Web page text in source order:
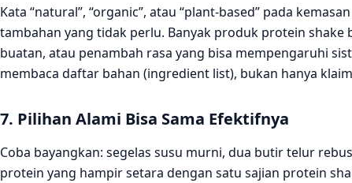
Kata “natural”, “organic”, atau “plant-based” pada
tambahan yang tidak perlu. Banyak produk protein
buatan, atau penambah rasa yang bisa mempengaruhi
membaca daftar bahan (ingredient list), bukan hanya
7. Pilihan Alami Bisa Sama Efektifnya
Coba bayangkan: segelas susu murni, dua butir telur
protein yang hampir setara dengan satu sajian protein